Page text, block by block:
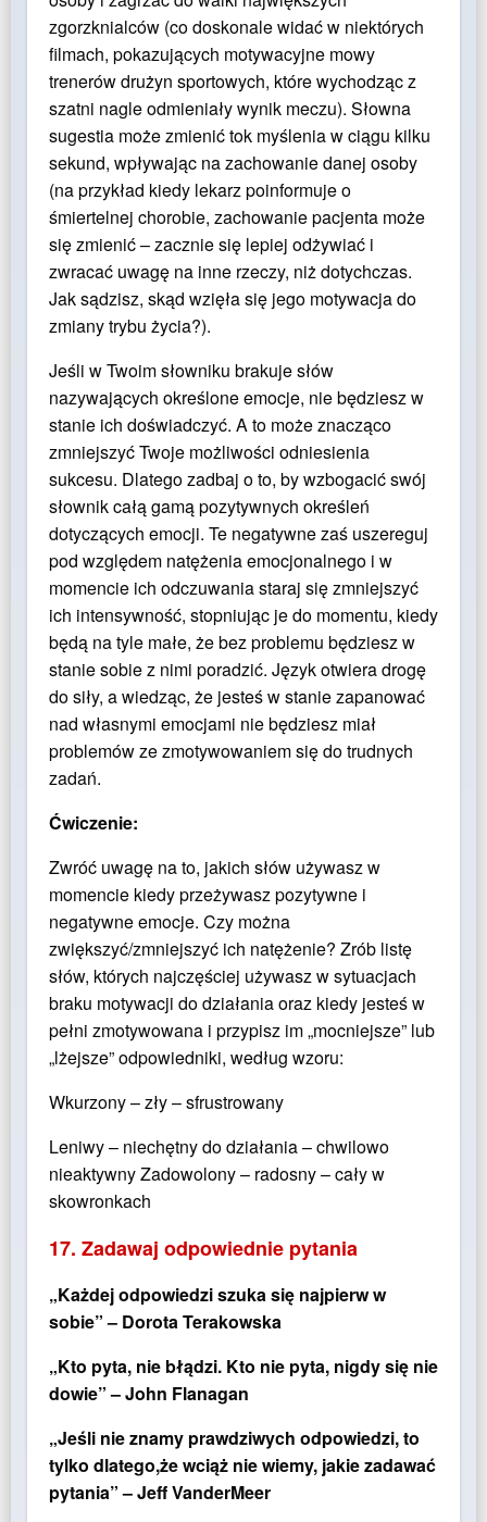
zgorzknialców (co doskonale widać w niektórych
filmach, pokazujących motywacyjne mowy
trenerów drużyn sportowych, które wychodząc z
szatni nagle odmieniały wynik meczu). Słowna
sugestia może zmienić tok myślenia w ciągu kilku
sekund, wpływając na zachowanie danej osoby
(na przykład kiedy lekarz poinformuje o
śmiertelnej chorobie, zachowanie pacjenta może
się zmienić – zacznie się lepiej odżywiać i
zwracać uwagę na inne rzeczy, niż dotychczas.
Jak sądzisz, skąd wzięła się jego motywacja do
zmiany trybu życia?).
Jeśli w Twoim słowniku brakuje słów
nazywających określone emocje, nie będziesz w
stanie ich doświadczyć. A to może znacząco
zmniejszyć Twoje możliwości odniesienia
sukcesu. Dlatego zadbaj o to, by wzbogacić swój
słownik całą gamą pozytywnych określeń
dotyczących emocji. Te negatywne zaś uszereguj
pod względem natężenia emocjonalnego i w
momencie ich odczuwania staraj się zmniejszyć
ich intensywność, stopniując je do momentu, kiedy
będą na tyle małe, że bez problemu będziesz w
stanie sobie z nimi poradzić. Język otwiera drogę
do siły, a wiedząc, że jesteś w stanie zapanować
nad własnymi emocjami nie będziesz miał
problemów ze zmotywowaniem się do trudnych
zadań.
Ćwiczenie:
Zwróć uwagę na to, jakich słów używasz w
momencie kiedy przeżywasz pozytywne i
negatywne emocje. Czy można
zwiększyć/zmniejszyć ich natężenie? Zrób listę
słów, których najczęściej używasz w sytuacjach
braku motywacji do działania oraz kiedy jesteś w
pełni zmotywowana i przypisz im „mocniejsze” lub
„lżejsze” odpowiedniki, według wzoru:
Wkurzony – zły – sfrustrowany
Leniwy – niechętny do działania – chwilowo
nieaktywny Zadowolony – radosny – cały w
skowronkach
17. Zadawaj odpowiednie pytania
„Każdej odpowiedzi szuka się najpierw w
sobie” – Dorota Terakowska
„Kto pyta, nie błądzi. Kto nie pyta, nigdy się nie
dowie” – John Flanagan
„Jeśli nie znamy prawdziwych odpowiedzi, to
tylko dlatego,że wciąż nie wiemy, jakie zadawać
pytania” – Jeff VanderMeer